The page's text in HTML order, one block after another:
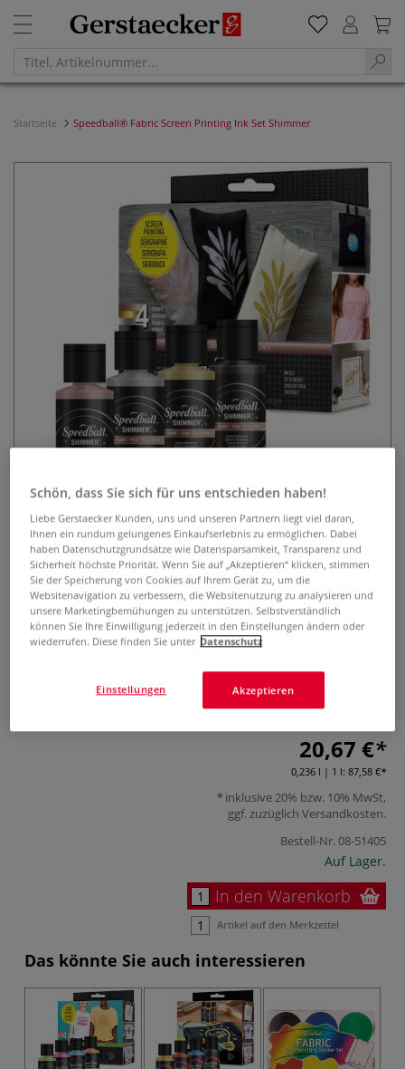
Startseite Speedball® Fabric Screen Printing Ink Set Shimmer
Speedball® Fabric Screen Printing
Ink Set Shimmer
0 Bewertungen
Textildruckprojekte.
Mehr
20,67 €
0,236 l | 1 l: 87,58 €
inklusive 20% bzw. 10% MwSt,
ggf. zuzüglich Versandkosten.
Bestell-Nr.08-51405
Auf Lager.
In den Warenkorb
Artikel auf den Merkzettel
Das könnte Sie auch interessieren
Schön, dass Sie sich für uns entschieden haben!
Liebe Gerstaecker Kunden, uns und unseren Partnern liegt viel daran,
Ihnen ein rundum gelungenes Einkaufserlebnis zu ermöglichen. Dabei
haben Datenschutzgrundsätze wie Datensparsamkeit, Transparenz und
Sicherheit höchste Priorität. Wenn Sie auf „Akzeptieren“ klicken, stimmen
Sie der Speicherung von Cookies auf Ihrem Gerät zu, um die
Websitenavigation zu verbessern, die Websitenutzung zu analysieren und
unsere Marketingbemühungen zu unterstützen. Selbstverständlich
können Sie Ihre Einwilligung jederzeit in den Einstellungen ändern oder
wiederrufen. Diese finden Sie unter Datenschutz
Akzeptieren
Einstellungen